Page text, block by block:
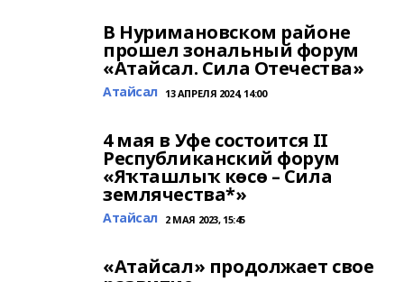
В Нуримановском районе
прошел зональный форум
«Атайсал. Сила Отечества»
Атайсал 13 АПРЕЛЯ 2024, 14:00
4 мая в Уфе состоится II
Республиканский форум
«Яҡташлыҡ көсө – Сила
землячества*»
Атайсал 2 МАЯ 2023, 15:45
«Атайсал» продолжает свое